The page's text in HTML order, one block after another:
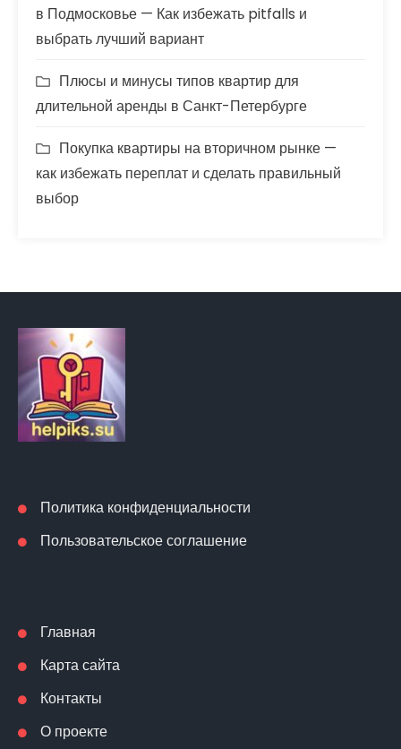
в Подмосковье — Как избежать pitfalls и
выбрать лучший вариант
Плюсы и минусы типов квартир для
длительной аренды в Санкт-Петербурге
Покупка квартиры на вторичном рынке —
как избежать переплат и сделать правильный
выбор
Политика конфиденциальности
Пользовательское соглашение
Главная
Карта сайта
Контакты
О проекте